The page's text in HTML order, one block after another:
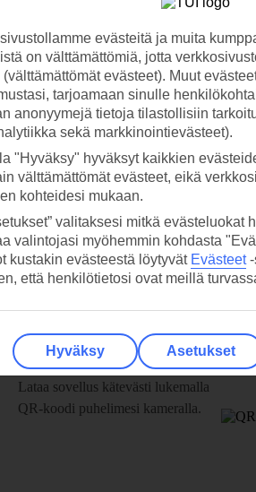
TUI-sovellus nyt!
Lataa sovellus kätevästi lukemalla
QR-koodi puhelimesi kameralla.
evästeitä ja muita
on välttämättömiä, jotta
evästeet). Muut
tarjoamaan sinulle
anonyymejä tietoja tilastollisiin
sekä markkinointievästeet).
"Hyväksy" hyväksyt kaikkien
välttämättömät evästeet, eikä
kohteidesi mukaan.
valitaksesi mitkä evästeluokat
valintojasi myöhemmin kohdasta
kustakin evästeestä löytyvät Evästeet-
että henkilötietosi ovat meillä
Hyväksy Asetukset